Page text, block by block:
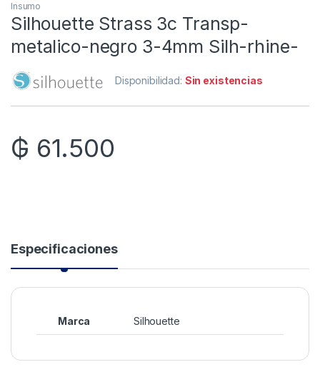
Insumo
Silhouette Strass 3c Transp-
metalico-negro 3-4mm Silh-rhine-
Disponibilidad: Sin existencias
₲ 61.500
Especificaciones
Marca Silhouette